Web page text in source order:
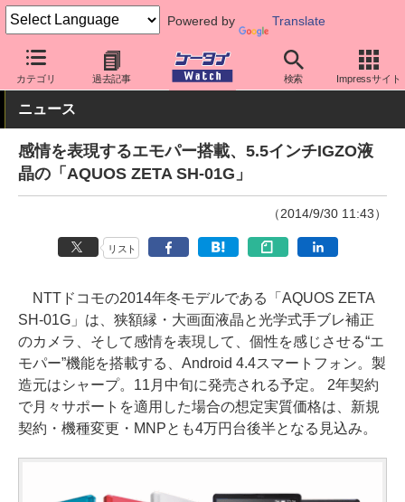
Powered by Translate
カテゴリ 過去記事 検索 Impressサイト
ケータイ Watch キャリア ドコモ
ニュース
感情を表現するエモパー搭載、5.5インチIGZO液
晶の「AQUOS ZETA SH-01G」
（2014/9/30 11:43）
リスト
NTTドコモの2014年冬モデルである「AQUOS ZETA
SH-01G」は、狭額縁・大画面液晶と光学式手ブレ補正
のカメラ、そして感情を表現して、個性を感じさせる“エ
モパー”機能を搭載する、Android 4.4スマートフォン。製
造元はシャープ。11月中旬に発売される予定。 2年契約
で月々サポートを適用した場合の想定実質価格は、新規
契約・機種変更・MNPとも4万円台後半となる見込み。